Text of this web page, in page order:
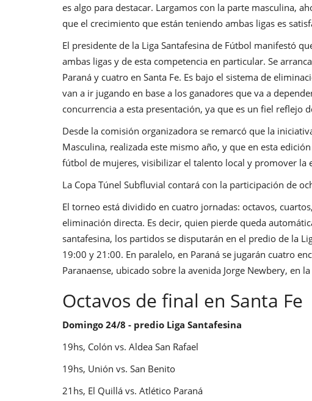
es algo para destacar. Largamos con la parte masculina,
que el crecimiento que están teniendo ambas ligas es
El presidente de la Liga Santafesina de Fútbol manifestó
ambas ligas y de esta competencia en particular. Se
Paraná y cuatro en Santa Fe. Es bajo el sistema de
van a ir jugando en base a los ganadores que va a
concurrencia a esta presentación, ya que es un fiel reflejo
Desde la comisión organizadora se remarcó que la
Masculina, realizada este mismo año, y que en esta
fútbol de mujeres, visibilizar el talento local y promover la
La Copa Túnel Subfluvial contará con la participación de
El torneo está dividido en cuatro jornadas: octavos,
eliminación directa. Es decir, quien pierde queda
santafesina, los partidos se disputarán en el predio de la
19:00 y 21:00. En paralelo, en Paraná se jugarán cuatro
Paranaense, ubicado sobre la avenida Jorge Newbery, en
Octavos de final en Santa Fe
Domingo 24/8 - predio Liga Santafesina
19hs, Colón vs. Aldea San Rafael
19hs, Unión vs. San Benito
21hs, El Quillá vs. Atlético Paraná